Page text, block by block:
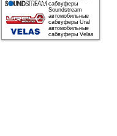
сабвуферы
Soundstream
автомобильные
сабвуферы Ural
автомобильные
сабвуферы Velas